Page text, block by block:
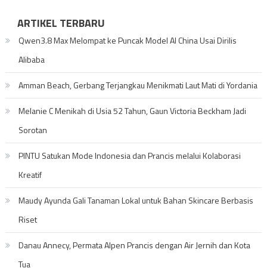
ARTIKEL TERBARU
Qwen3.8 Max Melompat ke Puncak Model AI China Usai Dirilis
Alibaba
Amman Beach, Gerbang Terjangkau Menikmati Laut Mati di Yordania
Melanie C Menikah di Usia 52 Tahun, Gaun Victoria Beckham Jadi
Sorotan
PINTU Satukan Mode Indonesia dan Prancis melalui Kolaborasi
Kreatif
Maudy Ayunda Gali Tanaman Lokal untuk Bahan Skincare Berbasis
Riset
Danau Annecy, Permata Alpen Prancis dengan Air Jernih dan Kota
Tua